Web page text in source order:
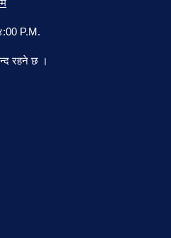
P.M.
रहने छ ।